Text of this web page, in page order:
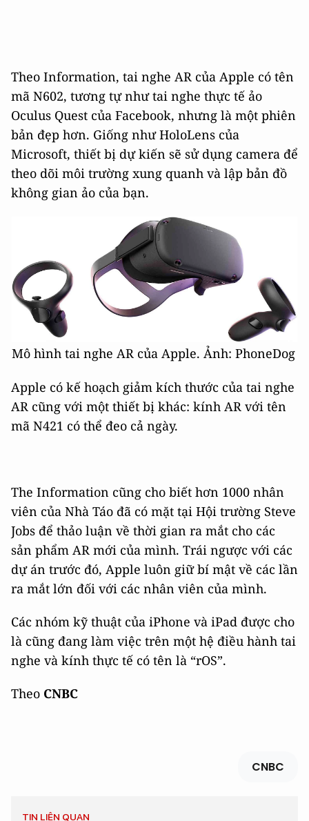
Theo Information, tai nghe AR của Apple có tên
mã N602, tương tự như tai nghe thực tế ảo
Oculus Quest của Facebook, nhưng là một phiên
bản đẹp hơn. Giống như HoloLens của
Microsoft, thiết bị dự kiến sẽ sử dụng camera để
theo dõi môi trường xung quanh và lập bản đồ
không gian ảo của bạn.
Mô hình tai nghe AR của Apple. Ảnh: PhoneDog
Apple có kế hoạch giảm kích thước của tai nghe
AR cũng với một thiết bị khác: kính AR với tên
mã N421 có thể đeo cả ngày.
The Information cũng cho biết hơn 1000 nhân
viên của Nhà Táo đã có mặt tại Hội trường Steve
Jobs để thảo luận về thời gian ra mắt cho các
sản phẩm AR mới của mình. Trái ngược với các
dự án trước đó, Apple luôn giữ bí mật về các lần
ra mắt lớn đối với các nhân viên của mình.
Các nhóm kỹ thuật của iPhone và iPad được cho
là cũng đang làm việc trên một hệ điều hành tai
nghe và kính thực tế có tên là “rOS”.
Theo CNBC
CNBC
TIN LIÊN QUAN